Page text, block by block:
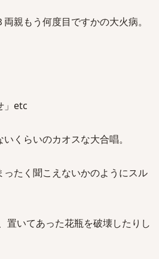
親もう何度目ですかの大火病。
」etc
くらいのカオスな大合唱。
ったく聞こえないかのようにスル
置いてあった花瓶を破壊したりし